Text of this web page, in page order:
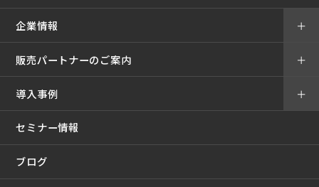
企業情報 ＋
販売パートナーのご案内 ＋
導入事例
セミナー情報
＋
ブログ